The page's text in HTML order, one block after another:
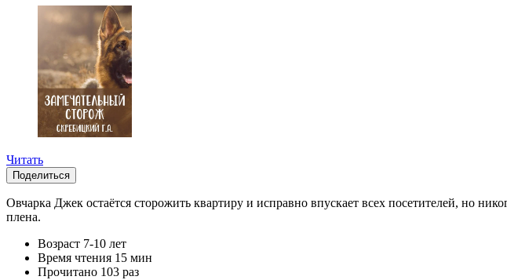
Читать
Поделиться
Овчарка Джек остаётся сторожить квартиру и исправно впускает всех посетителей, но
плена.
Возраст 7-10 лет
Время чтения 15 мин
Прочитано 103 раз